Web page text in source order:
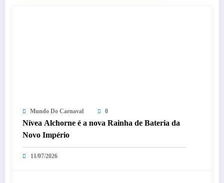
Mundo Do Carnaval 0
Nívea Alchorne é a nova Rainha de Bateria da
Novo Império
11/07/2026